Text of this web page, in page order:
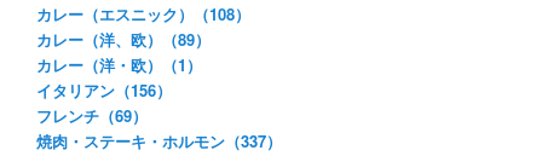
カレー（エスニック）（108）
カレー（洋、欧）（89）
カレー（洋・欧）（1）
イタリアン（156）
フレンチ（69）
焼肉・ステーキ・ホルモン（337）